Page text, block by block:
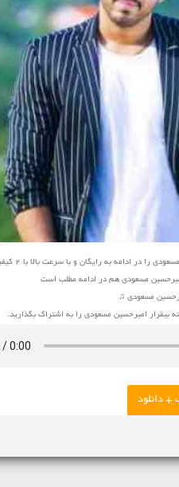
به رایگان و با سرعت بالا با 2 کیفیت دانلود کنید
مسعودی هم در ادامه مطلب است
مسعودی ♫
بیقرار امیرحسین مسعودی را به اشتراک بگذارید.
+ دانلود